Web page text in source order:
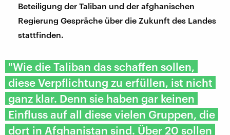
Beteiligung der Taliban und der afghanischen
Regierung Gespräche über die Zukunft des Landes
stattfinden.
"Wie die Taliban das schaffen sollen,
diese Verpflichtung zu erfüllen, ist nicht
ganz klar. Denn sie haben gar keinen
Einfluss auf all diese vielen Gruppen, die
dort in Afghanistan sind. Über 20 sollen